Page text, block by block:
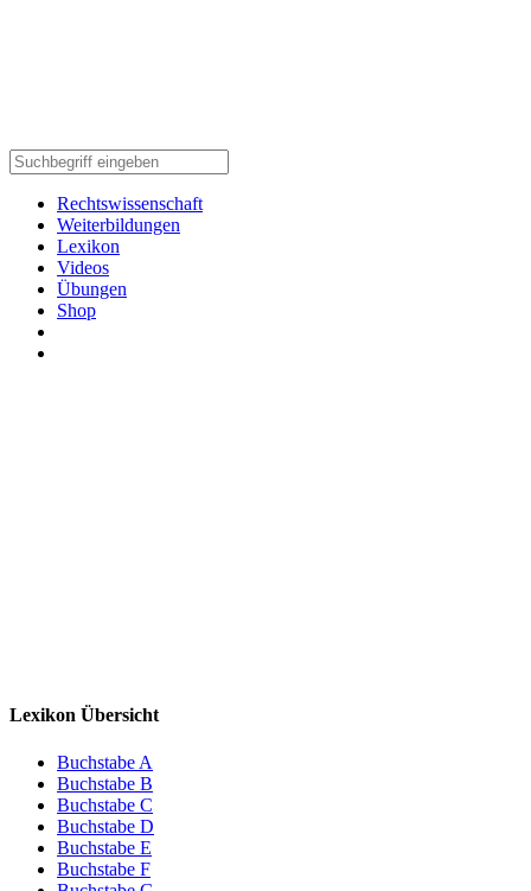
Rechtswissenschaft
Weiterbildungen
Lexikon
Videos
Übungen
Shop
Lexikon Übersicht
Buchstabe A
Buchstabe B
Buchstabe C
Buchstabe D
Buchstabe E
Buchstabe F